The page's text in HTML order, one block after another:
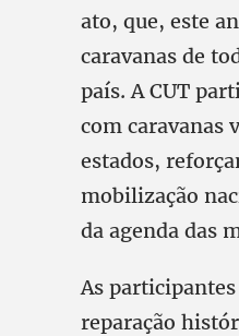
ato, que, este
caravanas de
país. A CUT
com caravanas
estados,
mobilização
da agenda das
As
reparação